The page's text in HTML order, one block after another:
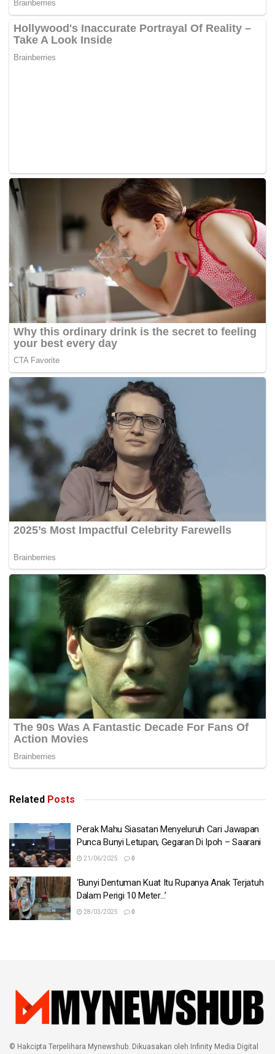
Selain itu, pengguna media sosial juga mendakwa
kejadian sama berlaku di Tanjung Rambutan, Klebang,
Related Posts
Perak Mahu Siasatan Menyeluruh Cari Jawapan
Punca Bunyi Letupan, Gegaran Di Ipoh – Saarani
21/06/2025 0
‘Bunyi Dentuman Kuat Itu Rupanya Anak Terjatuh
Dalam Perigi 10 Meter…’
28/03/2025 0
© Hakcipta Terpelihara Mynewshub. Dikuasakan oleh Infinity Media Digital